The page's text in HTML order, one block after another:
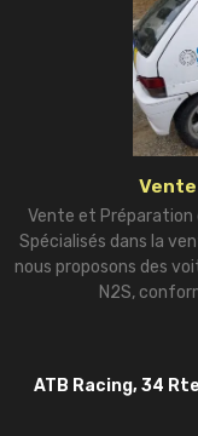
Vente
Vente et Préparation
Spécialisés dans la
nous proposons des
N2S,
ATB Racing, 34